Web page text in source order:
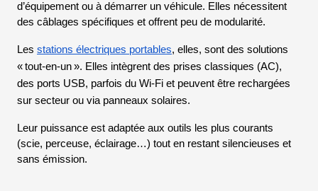
d’équipement ou à démarrer un véhicule. Elles nécessitent
des câblages spécifiques et offrent peu de modularité.
Les stations électriques portables, elles, sont des solutions
« tout-en-un ». Elles intègrent des prises classiques (AC),
des ports USB, parfois du Wi-Fi et peuvent être rechargées
sur secteur ou via panneaux solaires.
Leur puissance est adaptée aux outils les plus courants
(scie, perceuse, éclairage…) tout en restant silencieuses et
sans émission.